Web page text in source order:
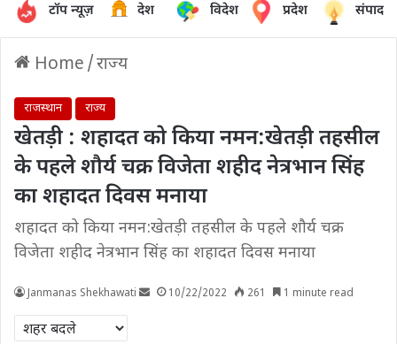
टॉप न्यूज़ देश विदेश प्रदेश
Home /राज्य
राजस्थान राज्य
खेतड़ी : शहादत को किया नमन:खेतड़ी तहसील
के पहले शौर्य चक्र विजेता शहीद नेत्रभान सिंह
का शहादत दिवस मनाया
शहादत को किया नमन:खेतड़ी तहसील के पहले शौर्य चक्र
विजेता शहीद नेत्रभान सिंह का शहादत दिवस मनाया
Janmanas Shekhawati 10/22/2022 261 1 minute read